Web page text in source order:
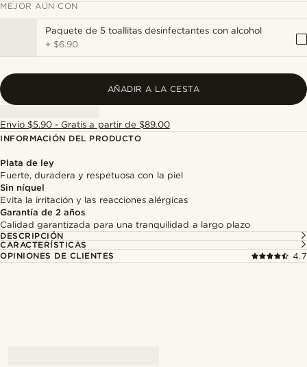
MEJOR AÚN CON
Paquete de 5 toallitas desinfectantes con alcohol
+ $6.90
AÑADIR A LA CESTA
Envío $5.90 - Gratis a partir de $89.00
INFORMACIÓN DEL PRODUCTO
Plata de ley
Fuerte, duradera y respetuosa con la piel
Sin níquel
Evita la irritación y las reacciones alérgicas
Garantía de 2 años
Calidad garantizada para una tranquilidad a largo plazo
DESCRIPCIÓN
CARACTERÍSTICAS
OPINIONES DE CLIENTES
4.7